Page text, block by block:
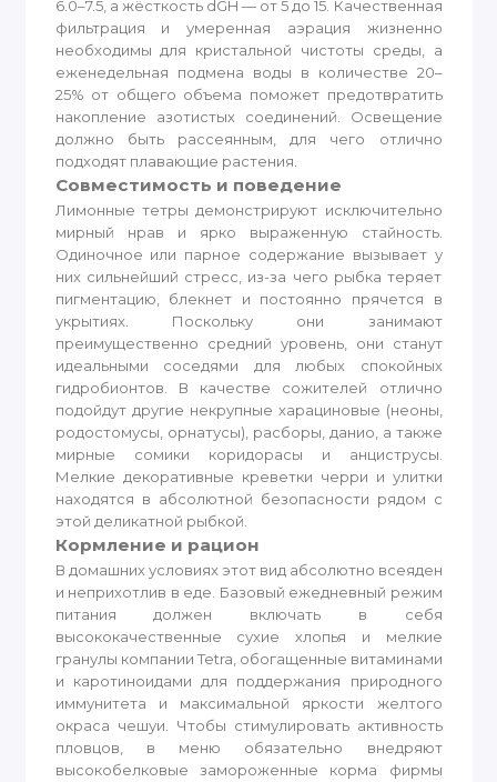
6.0–7.5, а жёсткость dGH — от 5 до 15. Качественная
фильтрация и умеренная аэрация жизненно
необходимы для кристальной чистоты среды, а
еженедельная подмена воды в количестве 20–
25% от общего объема поможет предотвратить
накопление азотистых соединений. Освещение
должно быть рассеянным, для чего отлично
подходят плавающие растения.
Совместимость и поведение
Лимонные тетры демонстрируют исключительно
мирный нрав и ярко выраженную стайность.
Одиночное или парное содержание вызывает у
них сильнейший стресс, из-за чего рыбка теряет
пигментацию, блекнет и постоянно прячется в
укрытиях. Поскольку они занимают
преимущественно средний уровень, они станут
идеальными соседями для любых спокойных
гидробионтов. В качестве сожителей отлично
подойдут другие некрупные харациновые (неоны,
родостомусы, орнатусы), расборы, данио, а также
мирные сомики коридорасы и анциструсы.
Мелкие декоративные креветки черри и улитки
находятся в абсолютной безопасности рядом с
этой деликатной рыбкой.
Кормление и рацион
В домашних условиях этот вид абсолютно всеяден
и неприхотлив в еде. Базовый ежедневный режим
питания должен включать в себя
высококачественные сухие хлопья и мелкие
гранулы компании Tetra, обогащенные витаминами
и каротиноидами для поддержания природного
иммунитета и максимальной яркости желтого
окраса чешуи. Чтобы стимулировать активность
пловцов, в меню обязательно внедряют
высокобелковые замороженные корма фирмы